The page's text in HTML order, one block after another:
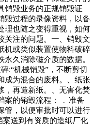
会导致产生二噁英等有毒
成大量的破坏。因政当
老百姓要缴的垃圾费由
本费”，二是根据自家垃
年到年，波兹坦市“基本
可用零件早已具有丰富
美元的废品价格打包从
，用作自己机队的零件
装备
销毁业务的正规销毁证
毁过程的录像资料，以备
理也随之变得重视，如何
关注的问题。一、销毁文
机或类似装置使物料破碎
久消除磁介质的数据。
:“机械销毁”，不断剪切
成为混合的废料。、纸张
，再造新纸。、无害化焚
案的销毁流程： . 准备
管，以便审批时可以进行
送到有资质的造纸厂化